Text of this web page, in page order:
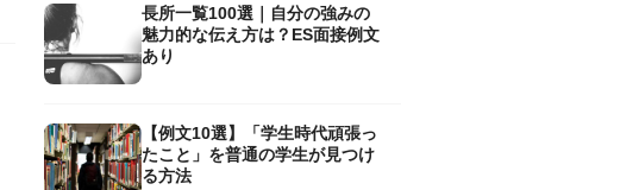
長所一覧100選｜自分の強みの
魅力的な伝え方は？ES面接例文
あり
【例文10選】「学生時代頑張っ
たこと」を普通の学生が見つけ
る方法